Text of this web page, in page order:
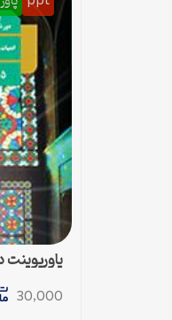
روشن) –
30,000